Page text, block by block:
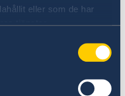
eller som de har
tjänster.
alla ärenden som
utanför